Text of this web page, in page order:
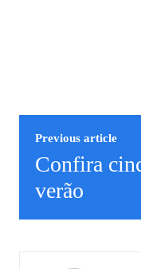
Previous article
Confira
verão